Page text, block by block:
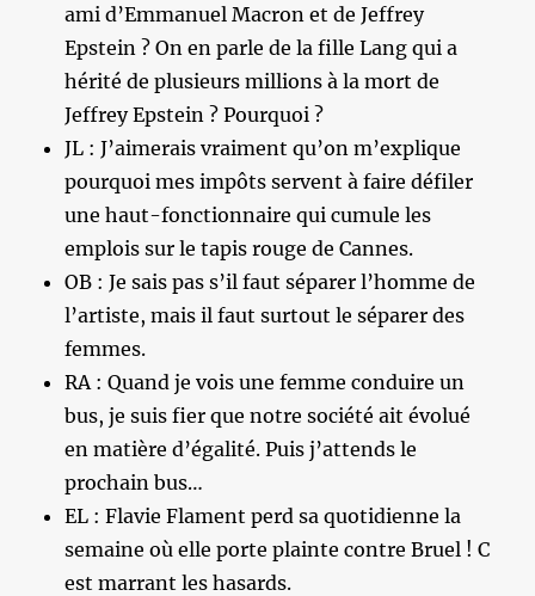
ami d’Emmanuel Macron et de Jeffrey
Epstein ? On en parle de la fille Lang qui a
hérité de plusieurs millions à la mort de
Jeffrey Epstein ? Pourquoi ?
JL : J’aimerais vraiment qu’on m’explique
pourquoi mes impôts servent à faire défiler
une haut-fonctionnaire qui cumule les
emplois sur le tapis rouge de Cannes.
OB : Je sais pas s’il faut séparer l’homme de
l’artiste, mais il faut surtout le séparer des
femmes.
RA : Quand je vois une femme conduire un
bus, je suis fier que notre société ait évolué
en matière d’égalité. Puis j’attends le
prochain bus…
EL : Flavie Flament perd sa quotidienne la
semaine où elle porte plainte contre Bruel ! C
est marrant les hasards.